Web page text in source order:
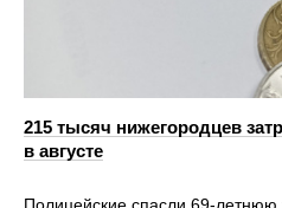
215 тысяч нижегородцев
в августе
Полицейские спасли 69-